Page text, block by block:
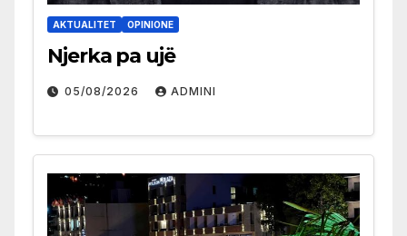
AKTUALITET OPINIONE
Njerka pa ujë
05/08/2026 ADMINI